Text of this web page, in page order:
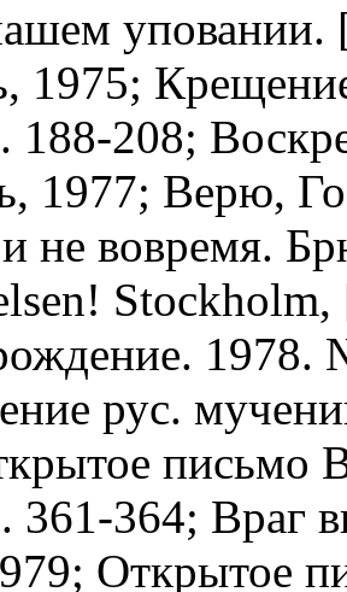
1975;
208;
1977; Верю,
не вовремя.
1978.
рус.
письмо
364; Враг
Открытое